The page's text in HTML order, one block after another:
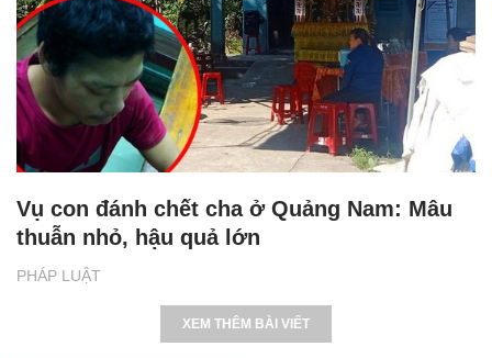
PHÁP LUẬT
Vụ con đánh chết cha ở Quảng Nam: Mâu
thuẫn nhỏ, hậu quả lớn
XEM THÊM BÀI VIẾT